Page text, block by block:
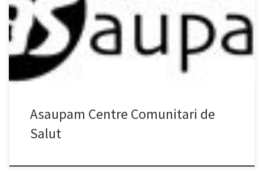
Salvador Dalí]. 08923 Santa Coloma de Gramenet Tel: 93 392 74 11
Fax: 93 392 74 11 Correu electrònic: ong@asaupam.info Web:
http://www.asaupam.info Ambits d’actuació: ONG sense ànim de
luce […]
Asaupam Centre Comunitari de
Salut